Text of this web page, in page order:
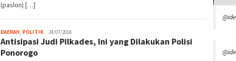
(paslon) […]
DAERAH, POLITIKadmin
24/07/2018
Antisipasi Judi Pilkades, Ini yang Dilakukan Polisi
Ponorogo